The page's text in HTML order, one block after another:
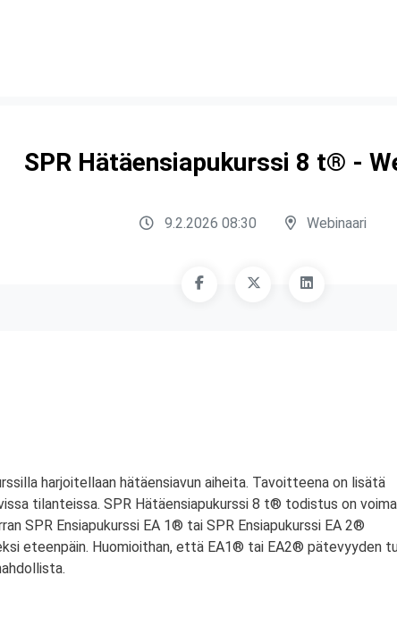
SPR Hätäensiapukurssi 8 t® -
9.2.2026 08:30 Webinaari
harjoitellaan hätäensiavun aiheita. Tavoitteena on lisätä
tilanteissa. SPR Hätäensiapukurssi 8 t® todistus on
SPR Ensiapukurssi EA 1® tai SPR Ensiapukurssi EA 2®
eteenpäin. Huomioithan, että EA1® tai EA2® pätevyyden